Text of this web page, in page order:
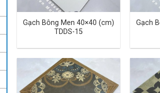
Gạch Bông Men 40×40 (cm)
TDDS-15
Gạch